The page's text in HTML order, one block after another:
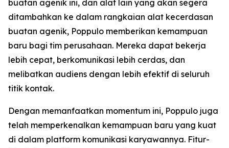
buatan agenik ini, dan alat lain yang akan segera
ditambahkan ke dalam rangkaian alat kecerdasan
buatan agenik, Poppulo memberikan kemampuan
baru bagi tim perusahaan. Mereka dapat bekerja
lebih cepat, berkomunikasi lebih cerdas, dan
melibatkan audiens dengan lebih efektif di seluruh
titik kontak.
Dengan memanfaatkan momentum ini, Poppulo juga
telah memperkenalkan kemampuan baru yang kuat
di dalam platform komunikasi karyawannya. Fitur-